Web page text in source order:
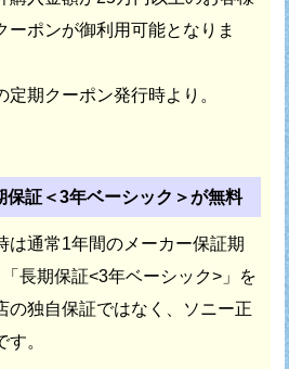
ーポンが御利用可能となりま
期クーポン発行時より。
保証＜3年ベーシック＞が無料
は通常1年間のメーカー保証期
長期保証<3年ベーシック>」を
の独自保証ではなく、ソニー正
。